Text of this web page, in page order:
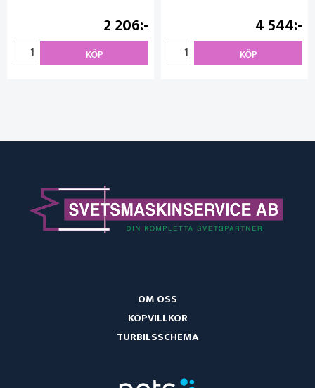
2 206
KÖP
4 544
KÖP
OM OSS
KÖPVILLKOR
TURBILSSCHEMA